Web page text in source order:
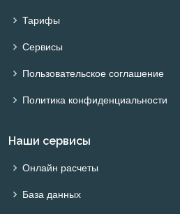
Тарифы
Сервисы
Пользовательское соглашение
Политика конфиденциальности
Наши сервисы
Онлайн расчеты
База данных